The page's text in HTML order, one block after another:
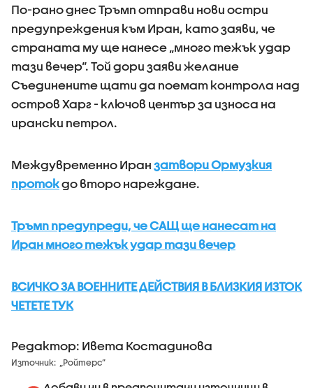
По-рано днес Тръмп отправи нови остри
предупреждения към Иран, като заяви, че
страната му ще нанесе „много тежък удар
тази вечер“. Той дори заяви желание
Съединените щати да поемат контрола над
остров Харг - ключов център за износа на
ирански петрол.
​Междувременно Иран затвори Ормузкия
протокдо второ нареждане.
Тръмп предупреди, че САЩ ще нанесат на
Иран много тежък удар тази вечер
ВСИЧКО ЗА ВОЕННИТЕ ДЕЙСТВИЯ В БЛИЗКИЯ ИЗТОК
ЧЕТЕТЕ ТУК
Редактор: Ивета Костадинова
Източник: „Ройтерс”